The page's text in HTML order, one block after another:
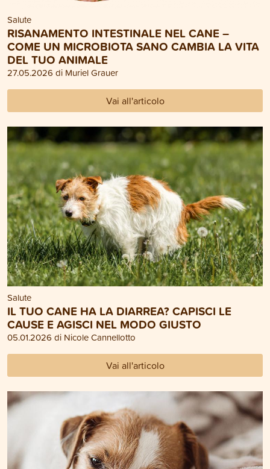
Salute
RISANAMENTO INTESTINALE NEL CANE –
COME UN MICROBIOTA SANO CAMBIA LA VITA
DEL TUO ANIMALE
27.05.2026 di Muriel Grauer
Vai all'articolo
Salute
IL TUO CANE HA LA DIARREA? CAPISCI LE
CAUSE E AGISCI NEL MODO GIUSTO
05.01.2026 di Nicole Cannellotto
Vai all'articolo